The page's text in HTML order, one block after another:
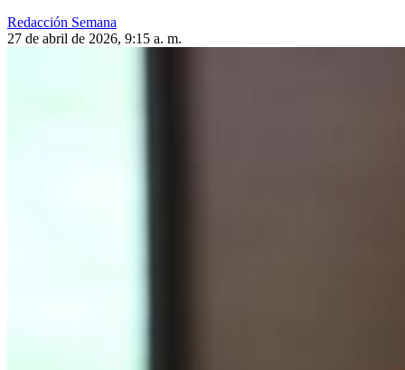
Redacción Semana
27 de abril de 2026, 9:15 a. m.